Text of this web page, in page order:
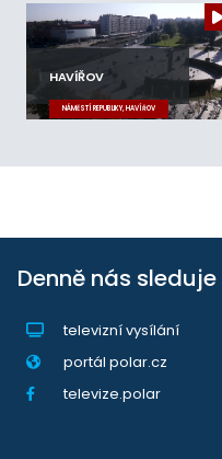
HAVÍŘOV
NÁMĚSTÍ REPUBLIKY, HAVÍŘOV
Denně nás sleduje
televizní vysílání
portál polar.cz
televize.polar